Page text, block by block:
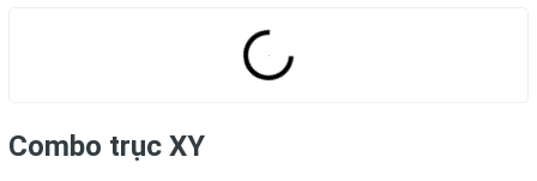
Combo trục XY